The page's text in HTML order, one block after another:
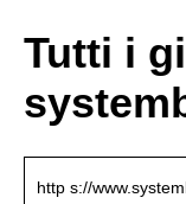
Tutti i
http s://